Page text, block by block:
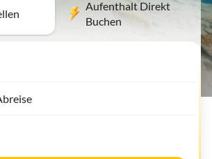
Aufenthalt Direkt
Buchen